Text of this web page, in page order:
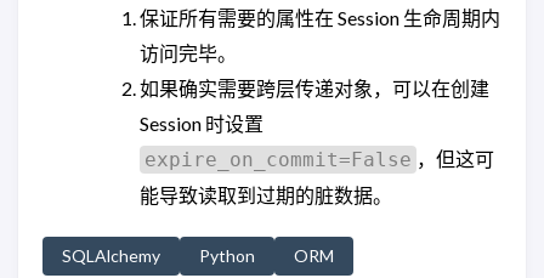
保证所有需要的属性在 Session 生命周期内
访问完毕。
如果确实需要跨层传递对象，可以在创建
Session 时设置
expire_on_commit=False ，但这可
能导致读取到过期的脏数据。
SQLAlchemy Python ORM